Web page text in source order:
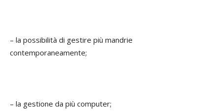
– la possibilità di gestire più mandrie
contemporaneamente;
– la gestione da più computer;